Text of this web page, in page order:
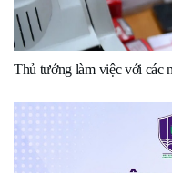
Thủ tướng làm việc với các